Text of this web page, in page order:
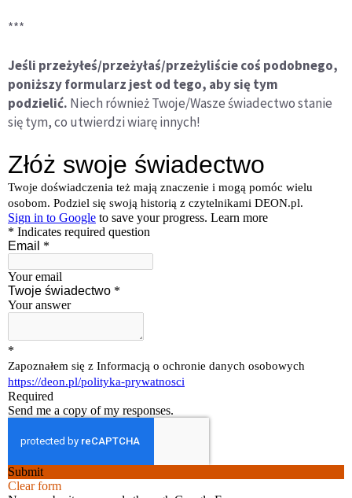
***
Jeśli przeżyłeś/przeżyłaś/przeżyliście coś podobnego,
poniższy formularz jest od tego, aby się tym
podzielić. Niech również Twoje/Wasze świadectwo stanie
się tym, co utwierdzi wiarę innych!